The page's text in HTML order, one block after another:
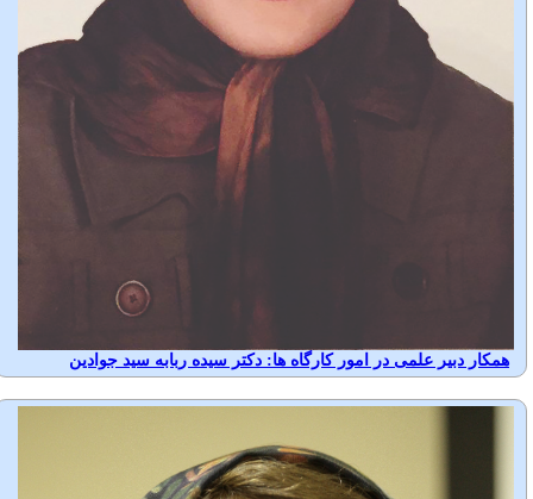
همکار دبیر علمی در امور کارگاه ها: دکتر سیده ربابه سید جوادین